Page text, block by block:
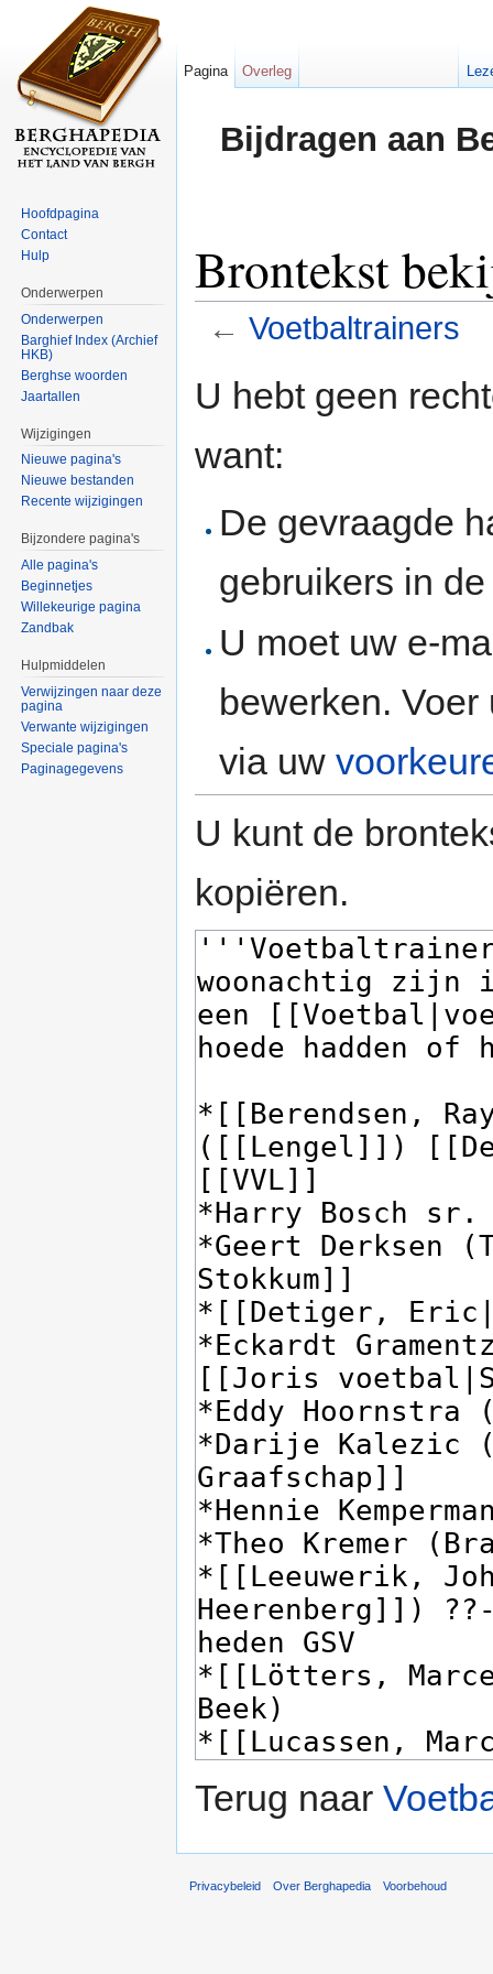
Bijdragen aan
Brontekst
← Voetbaltrainers
U hebt geen
want:
De gevraagde
gebruikers in
U moet uw e-
bewerken.
via uw
U kunt de
kopiëren.
Terug naar
Pagina Overleg
Hoofdpagina
Contact
Hulp
Onderwerpen
Onderwerpen
Barghief Index (Archief
HKB)
Berghse woorden
Jaartallen
Wijzigingen
Nieuwe pagina's
Nieuwe bestanden
Recente wijzigingen
Bijzondere pagina's
Alle pagina's
Beginnetjes
Willekeurige pagina
Zandbak
Hulpmiddelen
Verwijzingen naar deze
pagina
Verwante wijzigingen
Speciale pagina's
Paginagegevens
Privacybeleid Over Berghapedia Voorbehoud